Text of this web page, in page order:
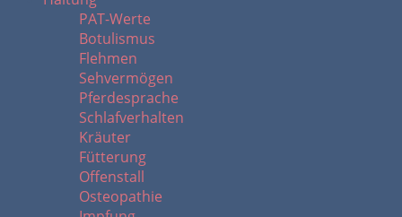
PAT-Werte
Botulismus
Flehmen
Sehvermögen
Pferdesprache
Schlafverhalten
Kräuter
Fütterung
Offenstall
Osteopathie